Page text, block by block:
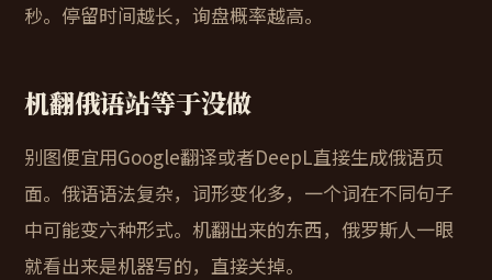
秒。停留时间越长，询盘概率越高。
机翻俄语站等于没做
别图便宜用Google翻译或者DeepL直接生成俄语页
面。俄语语法复杂，词形变化多，一个词在不同句子
中可能变六种形式。机翻出来的东西，俄罗斯人一眼
就看出来是机器写的，直接关掉。